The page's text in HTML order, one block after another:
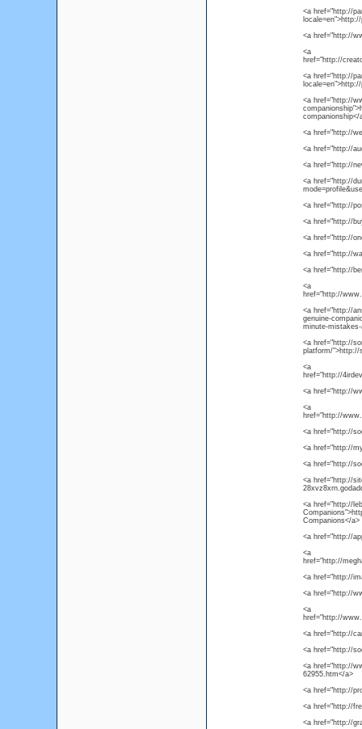
<a href="http://
<a href="http://
<a
href="http://
<a href="http://
<a href="http://
companionship</
<a href="http://
<a href="http://
<a href="http://
<a href="http://
<a href="http://
<a href="http://
<a href="http://
<a href="http://
<a href="http://
<a
href="http://
<a href="http://
genuine-
minute-mistakes-
<a href="http://
platform/">http://
<a
href="http://
<a href="http://
<a
href="http://
<a href="http://
<a href="http://
<a href="http://
<a href="http://
<a href="http://
Companions</a>
<a href="http://
<a
href="http://
<a href="http://
<a href="http://
<a
href="http://
<a href="http://
<a href="http://
<a href="http://
62955.htm</a>
<a href="http://
<a href="http://
<a href="http://